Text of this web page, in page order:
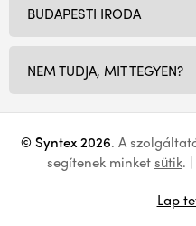
BUDAPESTI IRODA
NEM TUDJA, MIT TEGYEN?
© Syntex 2026. A
segítenek minketsütik.
Lap